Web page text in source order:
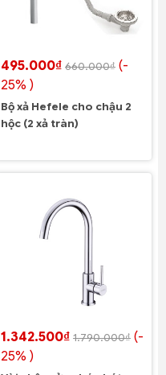
495.000₫ 660.000₫ (-
25% )
Bộ xả Hefele cho chậu 2
hộc (2 xả tràn)
1.342.500₫ 1.790.000₫ (-
25% )